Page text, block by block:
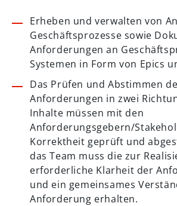
Erheben und verwalten von
Geschäftsprozesse sowie
Anforderungen an
Systemen in Form von Epics
Das Prüfen und Abstimmen
Anforderungen in zwei
Inhalte müssen mit den
Anforderungsgebern/
Korrektheit geprüft und
das Team muss die zur
erforderliche Klarheit der
und ein gemeinsames
Anforderung erhalten.